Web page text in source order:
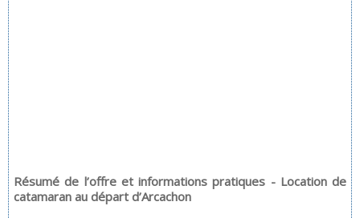
Résumé de l’offre et informations pratiques - Location de
catamaran au départ d’Arcachon